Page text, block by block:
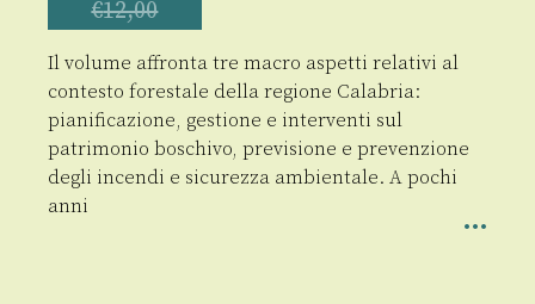
€12,00
Il volume affronta tre macro aspetti relativi al
contesto forestale della regione Calabria:
pianificazione, gestione e interventi sul
patrimonio boschivo, previsione e prevenzione
degli incendi e sicurezza ambientale. A pochi
anni